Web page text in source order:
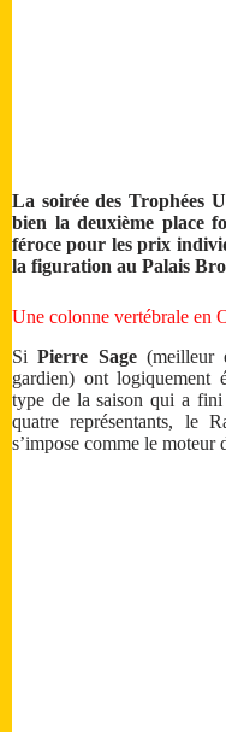
La soirée des Trophées
bien la deuxième place
féroce pour les prix
la figuration au Palais
Une colonne vertébrale en
SiPierre Sage(meilleur
gardien) ont logiquement
type de la saison qui a fini
quatre représentants, le
s’impose comme le moteur